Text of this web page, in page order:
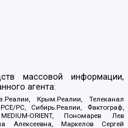
массовой информации,
агента:
Крым.Реалии, Телеканал
PC, Сибирь.Реалии, Фактограф,
ORIENT, Пономарев Лев
Алексеевна, Маркелов Сергей